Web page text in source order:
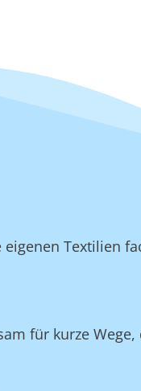
Textilien
für kurze Wege,